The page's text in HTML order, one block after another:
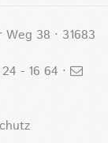
38 · 31683
- 16 64 ·